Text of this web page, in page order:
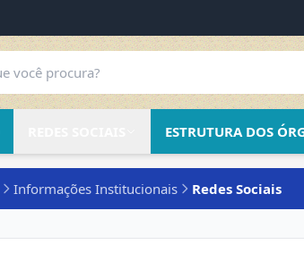
ESTRUTURA DOS
Informações Institucionais Redes Sociais